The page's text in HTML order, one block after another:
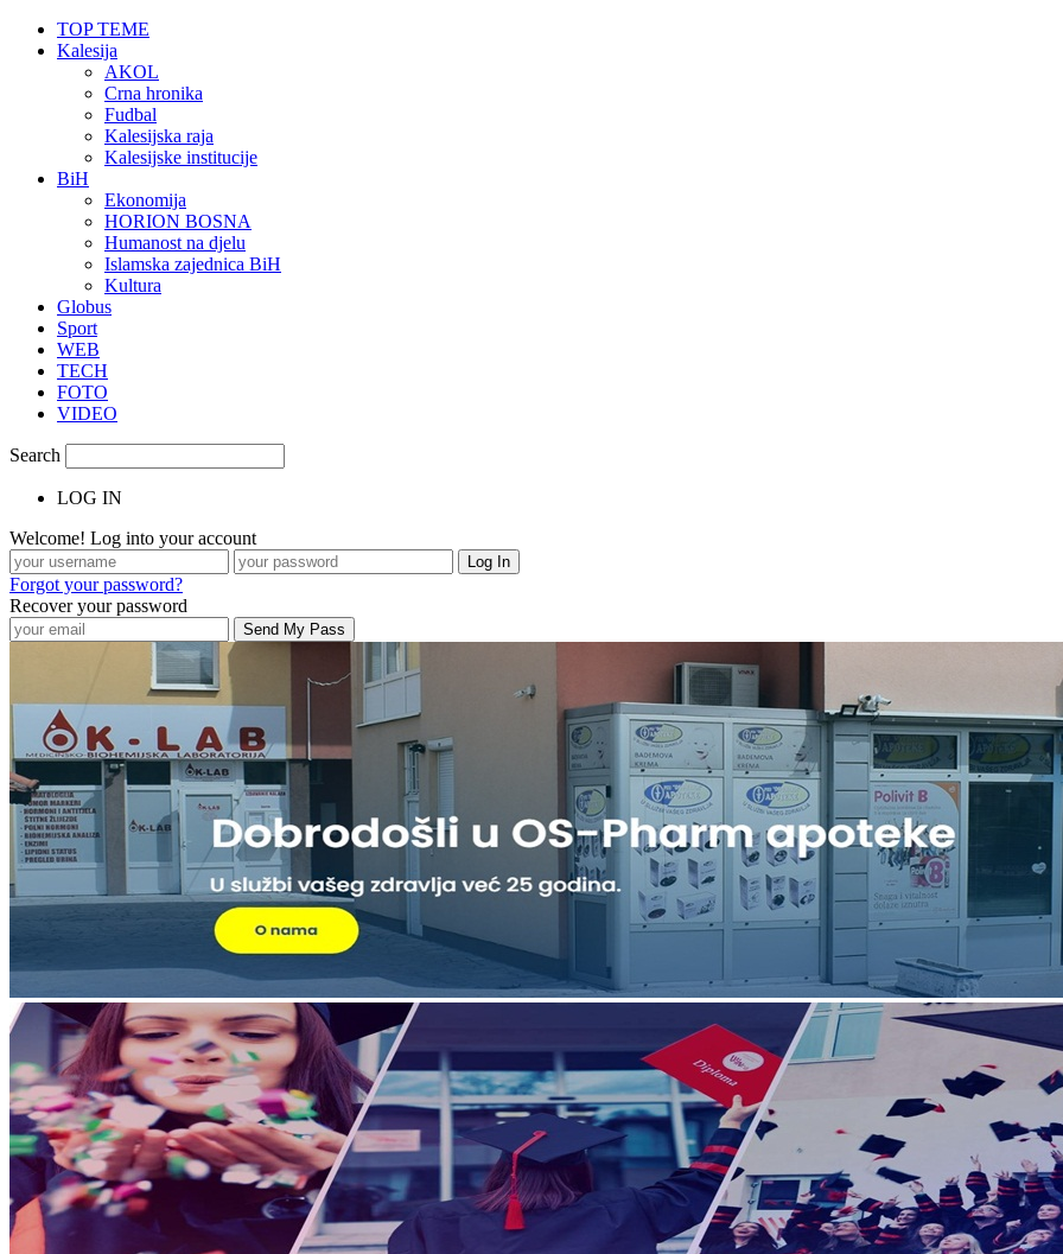
TOP TEME
Kalesija
AKOL
Crna hronika
Fudbal
Kalesijska raja
Kalesijske institucije
BiH
Ekonomija
HORION BOSNA
Humanost na djelu
Islamska zajednica BiH
Kultura
Globus
Sport
WEB
TECH
FOTO
VIDEO
Search
LOG IN
Welcome! Log into your account
Forgot your password?
Recover your password